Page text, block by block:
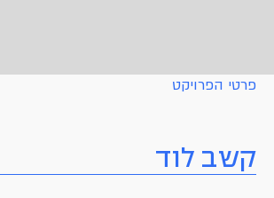
פרטי הפרויקט
קשב לוד